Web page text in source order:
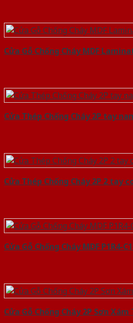
Cửa Gỗ Chống Cháy MDF
Cửa Thép Chống Cháy 2P tay
Cửa Thép Chống Cháy 2P 2 tay
Cửa Gỗ Chống Cháy MDF P1R4-
Cửa Gỗ Chống Cháy 2P Sơn Xám